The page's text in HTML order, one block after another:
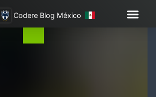
Codere Blog México